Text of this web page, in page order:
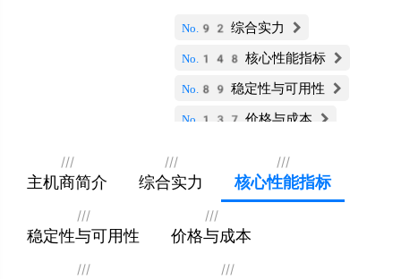
No.92 综合实力
No.148 核心性能指标
No.89 稳定性与可用性
No.137 价格与成本
No.107扩展性与灵活性
No.191
///
主机商简介
///
综合实力
///
核心性能指标
///
稳定性与可用性
///
价格与成本
/// ///